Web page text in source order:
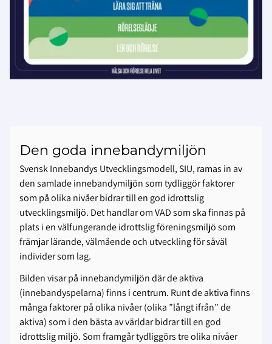
Den goda innebandymiljön
Svensk Innebandys Utvecklingsmodell, SIU, ramas in av
den samlade innebandymiljön som tydliggör faktorer
som på olika nivåer bidrar till en god idrottslig
utvecklingsmiljö. Det handlar om VAD som ska finnas på
plats i en välfungerande idrottslig föreningsmiljö som
främjar lärande, välmående och utveckling för såväl
individer som lag.
Bilden visar på innebandymiljön där de aktiva
(innebandyspelarna) finns i centrum. Runt de aktiva finns
många faktorer på olika nivåer (olika ”långt ifrån” de
aktiva) som i den bästa av världar bidrar till en god
idrottslig miljö. Som framgår tydliggörs tre olika nivåer